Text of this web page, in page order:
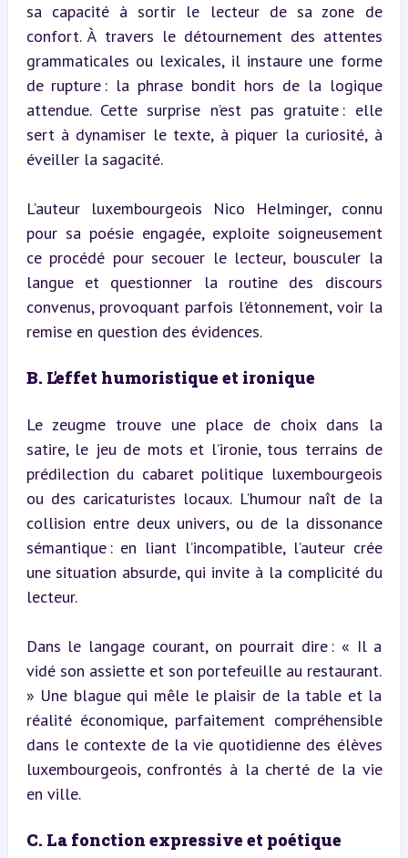
sa capacité à sortir le lecteur de sa zone de
confort. À travers le détournement des attentes
grammaticales ou lexicales, il instaure une forme
de rupture : la phrase bondit hors de la logique
attendue. Cette surprise n’est pas gratuite : elle
sert à dynamiser le texte, à piquer la curiosité, à
éveiller la sagacité.
L’auteur luxembourgeois Nico Helminger, connu
pour sa poésie engagée, exploite soigneusement
ce procédé pour secouer le lecteur, bousculer la
langue et questionner la routine des discours
convenus, provoquant parfois l’étonnement, voir la
remise en question des évidences.
B. L’effet humoristique et ironique
Le zeugme trouve une place de choix dans la
satire, le jeu de mots et l’ironie, tous terrains de
prédilection du cabaret politique luxembourgeois
ou des caricaturistes locaux. L’humour naît de la
collision entre deux univers, ou de la dissonance
sémantique : en liant l’incompatible, l’auteur crée
une situation absurde, qui invite à la complicité du
lecteur.
Dans le langage courant, on pourrait dire : « Il a
vidé son assiette et son portefeuille au restaurant.
» Une blague qui mêle le plaisir de la table et la
réalité économique, parfaitement compréhensible
dans le contexte de la vie quotidienne des élèves
luxembourgeois, confrontés à la cherté de la vie
en ville.
C. La fonction expressive et poétique